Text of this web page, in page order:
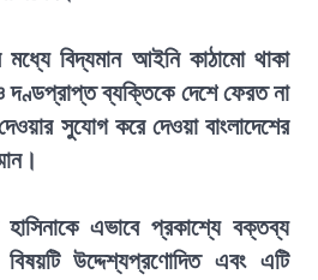
বিদ্যমান আইনি কাঠামো থাকা
ব্যক্তিকে দেশে ফেরত না
সুযোগ করে দেওয়া বাংলাদেশের
এভাবে প্রকাশ্যে বক্তব্য
উদ্দেশ্যপ্রণোদিত এবং এটি